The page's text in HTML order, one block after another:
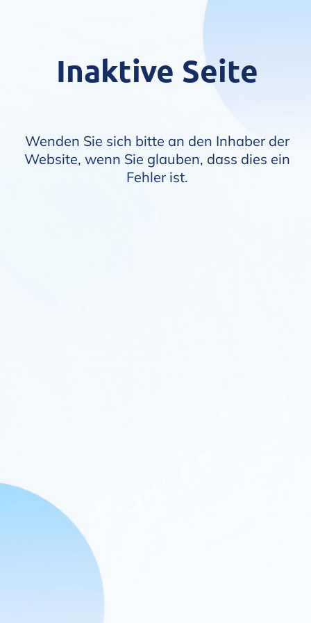
Inaktive Seite
Wenden Sie sich bitte an den Inhaber der
Website, wenn Sie glauben, dass dies ein
Fehler ist.